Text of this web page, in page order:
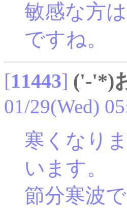
敏感な方
ですね。
[11443] ('-'*)
01/29(Wed)
寒くなり
います。
節分寒波